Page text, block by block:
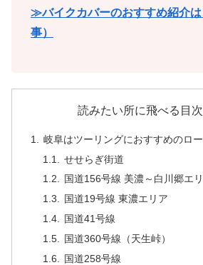
≫バイクカバーのおすすめ紹介
事）
読みたい所に飛べる目次
岐阜はツーリングにおすすめのロー
せせらぎ街道
国道156号線 美濃～白川郷エ
国道19号線 東濃エリア
国道41号線
国道360号線（天生峠）
国道258号線